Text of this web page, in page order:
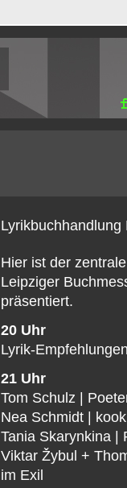
Hier ist der
Leipziger
präsentiert.
20 Uhr
Lyrik-
21 Uhr
Tom Schulz |
Nea Schmidt |
Tania Skarynkina |
Viktar Žybul +
im Exil